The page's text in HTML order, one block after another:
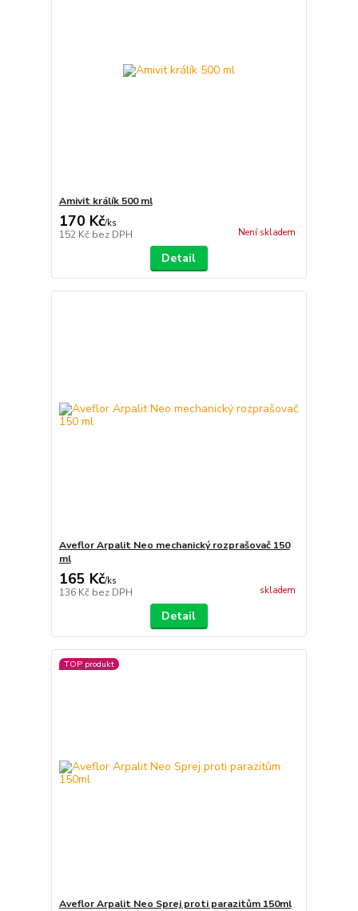
Amivit králík 500 ml
170 Kč/ks
152 Kč bez DPH Není skladem
Detail
Aveflor Arpalit Neo mechanický rozprašovač 150
ml
165 Kč/ks
136 Kč bez DPH skladem
Detail
TOP produkt
Aveflor Arpalit Neo Sprej proti parazitům 150ml